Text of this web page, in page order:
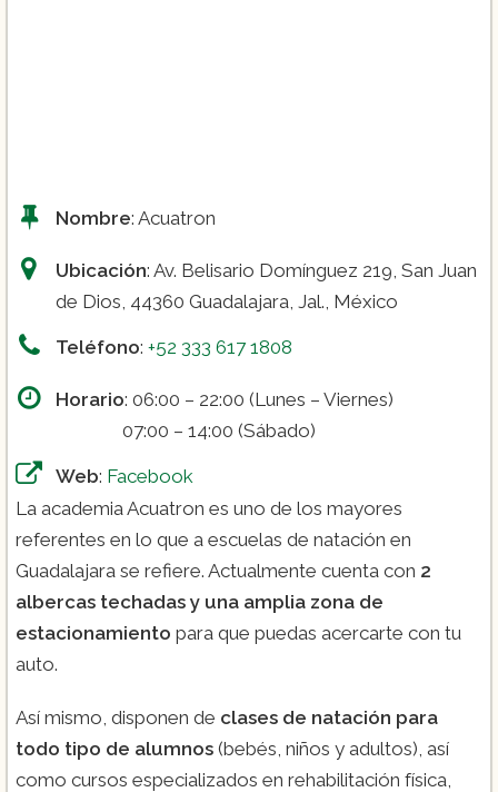
Nombre: Acuatron
Ubicación: Av. Belisario Domínguez 219, San Juan
de Dios, 44360 Guadalajara, Jal., México
Teléfono: +52 333 617 1808
Horario: 06:00 – 22:00 (Lunes – Viernes)
07:00 – 14:00 (Sábado)
Web: Facebook
La academia Acuatron es uno de los mayores
referentes en lo que a escuelas de natación en
Guadalajara se refiere. Actualmente cuenta con 2
albercas techadas y una amplia zona de
estacionamiento para que puedas acercarte con tu
auto.
Así mismo, disponen de clases de natación para
todo tipo de alumnos (bebés, niños y adultos), así
como cursos especializados en rehabilitación física,